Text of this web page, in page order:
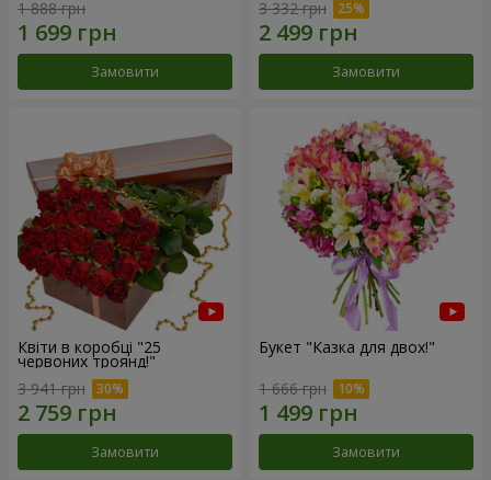
1 888 грн
Замовити
3 332 грн
Замовити
Квіти в коробці "25
червоних троянд!"
3 941 грн
Замовити
Букет "Казка для двох!"
1 666 грн
Замовити